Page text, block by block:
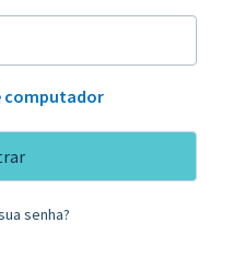
computador
senha?